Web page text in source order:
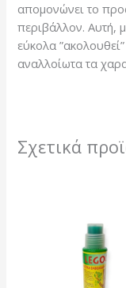
απομονώνει το
περιβάλλον. Αυτή,
εύκολα
αναλλοίωτα τα
Σχετικά